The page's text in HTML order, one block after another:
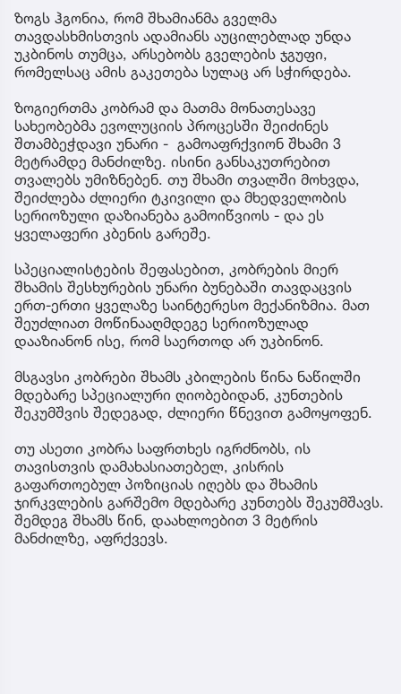
ზოგს ჰგონია, რომ შხამიანმა გველმა
თავდასხმისთვის ადამიანს აუცილებლად უნდა
უკბინოს თუმცა, არსებობს გველების ჯგუფი,
რომელსაც ამის გაკეთება სულაც არ სჭირდება.
ზოგიერთმა კობრამ და მათმა მონათესავე
სახეობებმა ევოლუციის პროცესში შეიძინეს
შთამბეჭდავი უნარი - გამოაფრქვიონ შხამი 3
მეტრამდე მანძილზე. ისინი განსაკუთრებით
თვალებს უმიზნებენ. თუ შხამი თვალში მოხვდა,
შეიძლება ძლიერი ტკივილი და მხედველობის
სერიოზული დაზიანება გამოიწვიოს - და ეს
ყველაფერი კბენის გარეშე.
სპეციალისტების შეფასებით, კობრების მიერ
შხამის შესხურების უნარი ბუნებაში თავდაცვის
ერთ-ერთი ყველაზე საინტერესო მექანიზმია. მათ
შეუძლიათ მოწინააღმდეგე სერიოზულად
დააზიანონ ისე, რომ საერთოდ არ უკბინონ.
მსგავსი კობრები შხამს კბილების წინა ნაწილში
მდებარე სპეციალური ღიობებიდან, კუნთების
შეკუმშვის შედეგად, ძლიერი წნევით გამოყოფენ.
თუ ასეთი კობრა საფრთხეს იგრძნობს, ის
თავისთვის დამახასიათებელ, კისრის
გაფართოებულ პოზიციას იღებს და შხამის
ჯირკვლების გარშემო მდებარე კუნთებს შეკუმშავს.
შემდეგ შხამს წინ, დაახლოებით 3 მეტრის
მანძილზე, აფრქვევს.